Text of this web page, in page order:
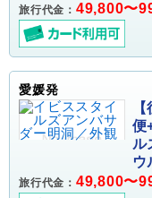
旅行代金： 49,800〜
愛媛発
便
ル
ウ
旅行代金： 49,800〜